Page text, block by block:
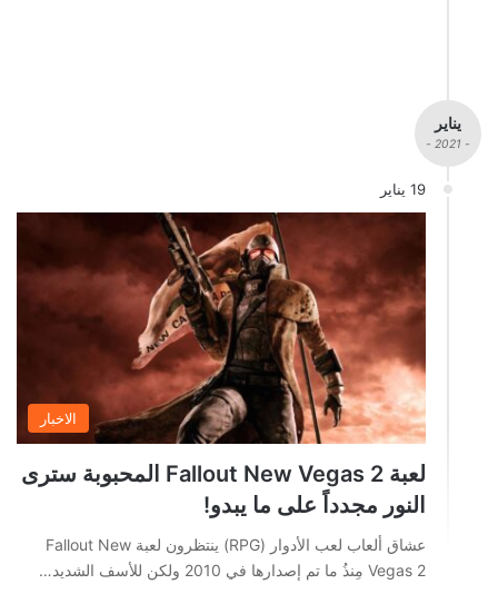
يناير
- 2021 -
19 يناير
الاخبار
لعبة Fallout New Vegas 2 المحبوبة سترى
النور مجدداً على ما يبدو!
عشاق ألعاب لعب الأدوار (RPG) ينتظرون لعبة Fallout New
Vegas 2 مِنذُ ما تم إصدارها في 2010 ولكن للأسف الشديد…